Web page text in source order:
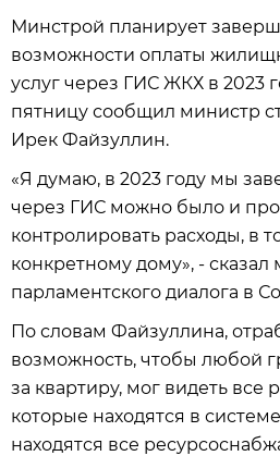
Минстрой планирует
возможности оплаты
услуг через ГИС ЖКХ в 2023
пятницу сообщил министр
Ирек Файзуллин.
«Я думаю, в 2023 году мы
через ГИС можно было и
контролировать расходы, в
конкретному дому», - сказал
парламентского диалога в
По словам Файзуллина,
возможность, чтобы любой
за квартиру, мог видеть все
которые находятся в
находятся все